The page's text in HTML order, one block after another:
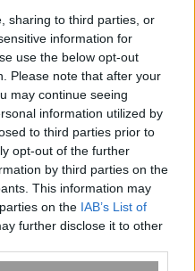
sharing to third parties, or
information for
use the below opt-out
Please note that after your
may continue seeing
information utilized by
to third parties prior to
opt-out of the further
by third parties on the
This information may
on the IAB’s List of
further disclose it to other
Διεθνή